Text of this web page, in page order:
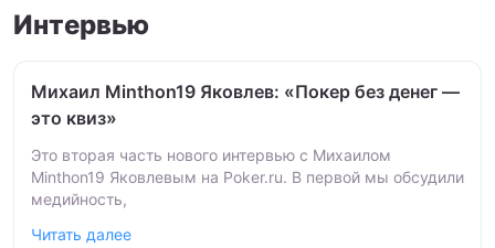
Интервью
Михаил Minthon19 Яковлев: «Покер без денег —
это квиз»
Это вторая часть нового интервью с Михаилом
Minthon19 Яковлевым на Poker.ru. В первой мы обсудили
медийность,
Читать далее